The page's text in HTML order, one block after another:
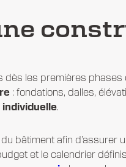
dès les premières
: fondations, dalles,
individuelle.
bâtiment afin d’assurer
et le calendrier